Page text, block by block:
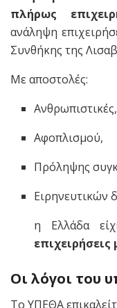
πλήρως
ανάληψη
Συνθήκης της
Με αποστολές:
Ανθρωπιστικές,
Αφοπλισμού,
Πρόληψης
Ειρηνευτικών
η Ελλάδα
Οι λόγοι του
Το ΥΠΕΘΑ